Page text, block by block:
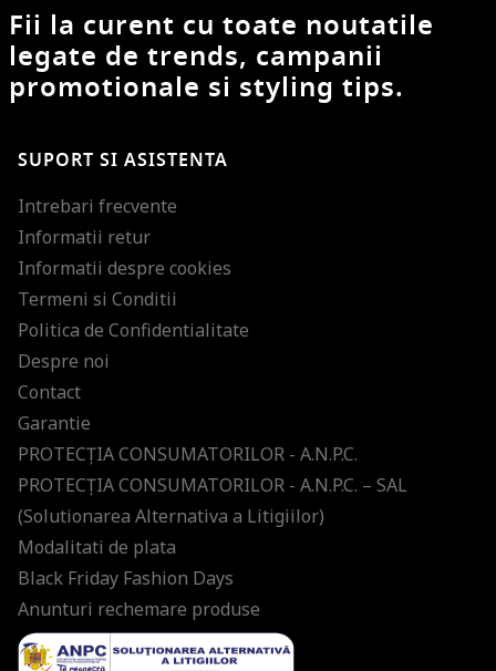
Fii la curent cu toate noutatile
legate de trends, campanii
promotionale si styling tips.
SUPORT SI ASISTENTA
Intrebari frecvente
Informatii retur
Informatii despre cookies
Termeni si Conditii
Politica de Confidentialitate
Despre noi
Contact
Garantie
PROTECŢIA CONSUMATORILOR - A.N.P.C.
PROTECŢIA CONSUMATORILOR - A.N.P.C. – SAL
(Solutionarea Alternativa a Litigiilor)
Modalitati de plata
Black Friday Fashion Days
Anunturi rechemare produse